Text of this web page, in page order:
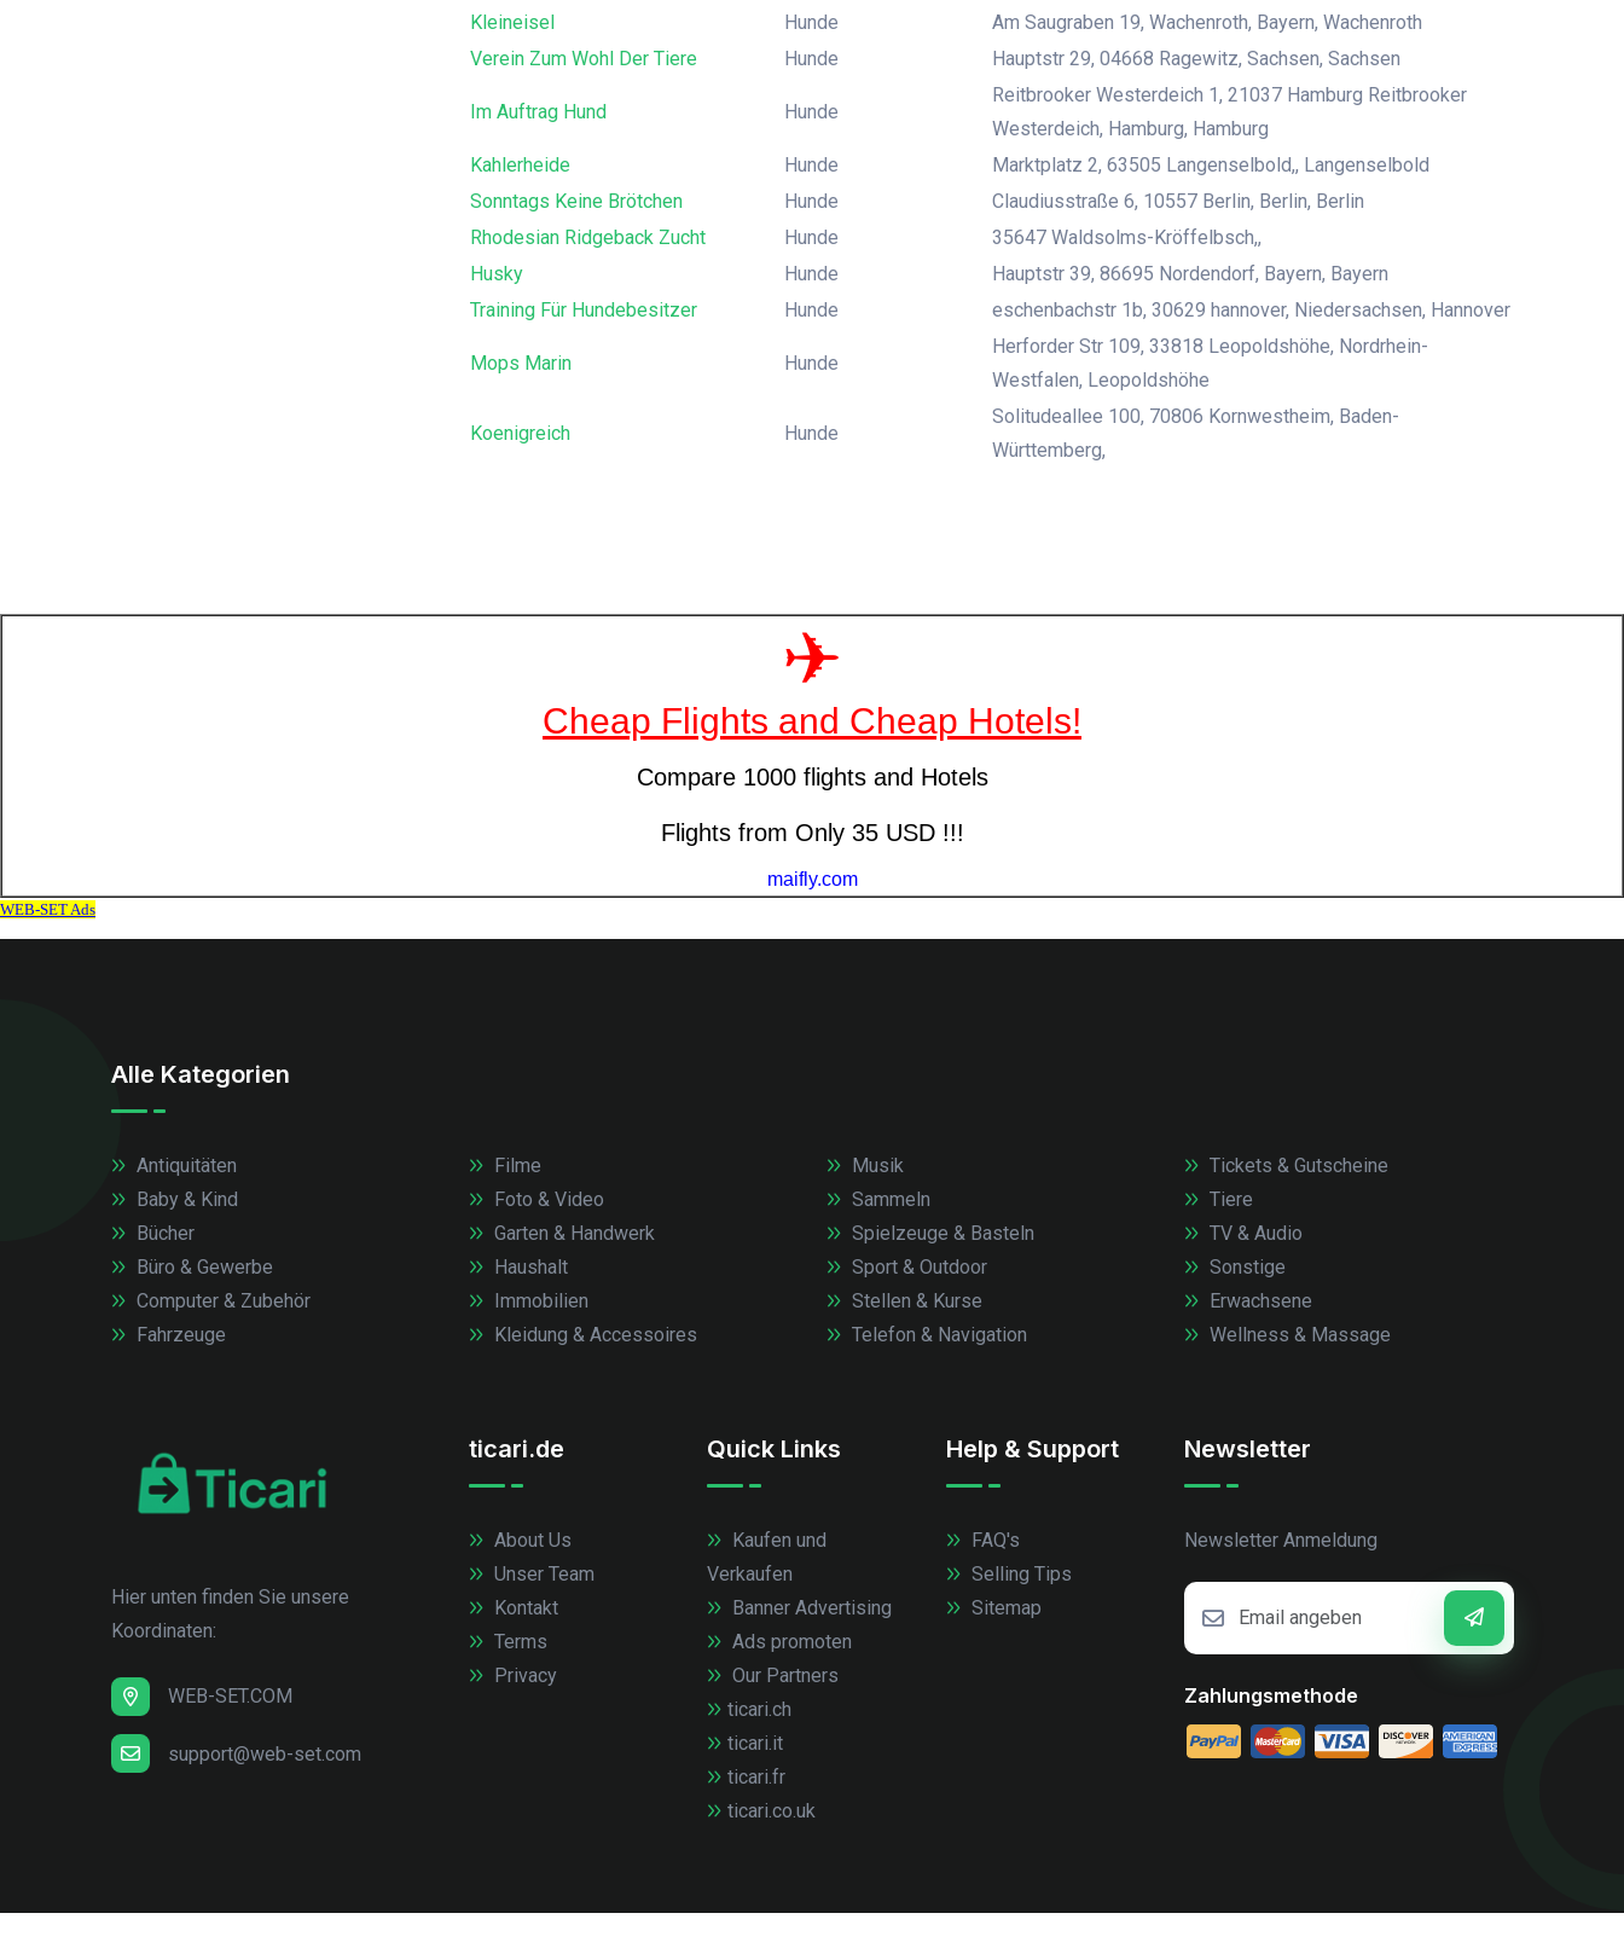
Kleineisel
Hunde
Am Saugraben 19, Wachenroth, Bayern, Wachenroth
Verein Zum Wohl Der Tiere
Hunde Hauptstr 29, 04668 Ragewitz, Sachsen, Sachsen
Im Auftrag Hund Hunde
Reitbrooker Westerdeich 1, 21037 Hamburg Reitbrooker
Westerdeich, Hamburg, Hamburg
Kahlerheide
Hunde
Marktplatz 2, 63505 Langenselbold,, Langenselbold
Sonntags Keine Brötchen
Hunde
Claudiusstraße 6, 10557 Berlin, Berlin, Berlin
Rhodesian Ridgeback Zucht
Hunde
35647 Waldsolms-Kröffelbsch,,
Husky
Hunde
Hauptstr 39, 86695 Nordendorf, Bayern, Bayern
Training Für Hundebesitzer
Hunde eschenbachstr 1b, 30629 hannover, Niedersachsen, Hannover
Mops Marin Hunde
Herforder Str 109, 33818 Leopoldshöhe, Nordrhein-
Westfalen, Leopoldshöhe
Koenigreich Hunde
Solitudeallee 100, 70806 Kornwestheim, Baden-
Württemberg,
Alle Kategorien
Antiquitäten
Baby & Kind
Bücher
Büro & Gewerbe
Computer & Zubehör
Fahrzeuge
Filme
Foto & Video
Garten & Handwerk
Haushalt
Immobilien
Kleidung & Accessoires
Musik
Sammeln
Spielzeuge & Basteln
Sport & Outdoor
Stellen & Kurse
Telefon & Navigation
Tickets & Gutscheine
Tiere
TV & Audio
Sonstige
Erwachsene
Wellness & Massage
Hier unten finden Sie unsere
Koordinaten:
WEB-SET.COM
support@web-set.com
ticari.de
About Us
Unser Team
Kontakt
Terms
Privacy
Quick Links
Kaufen und
Verkaufen
Banner Advertising
Ads promoten
Our Partners
ticari.ch
ticari.it
ticari.fr
ticari.co.uk
Help & Support
FAQ's
Selling Tips
Sitemap
Newsletter
Newsletter Anmeldung
Zahlungsmethode